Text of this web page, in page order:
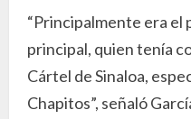
“Principalmente era el
principal, quien tenía
Cártel de Sinaloa,
Chapitos”, señaló